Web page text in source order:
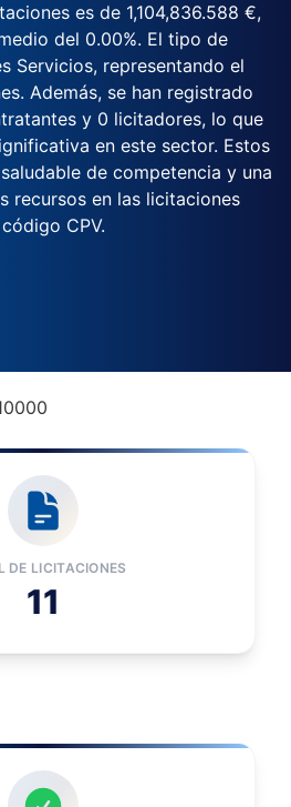
es de 1,104,836.588 €,
del 0.00%. El tipo de
Servicios, representando el
Además, se han registrado
y 0 licitadores, lo que
en este sector. Estos
de competencia y una
recursos en las licitaciones
CPV.
DE LICITACIONES
11